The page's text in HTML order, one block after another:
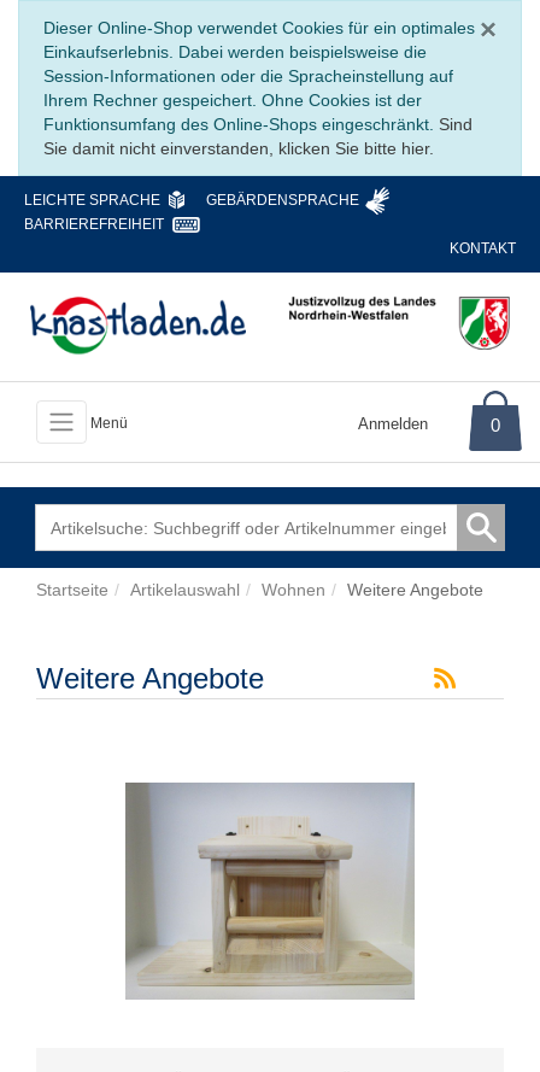
×
Dieser Online-Shop verwendet Cookies für ein optimales
Einkaufserlebnis. Dabei werden beispielsweise die
Session-Informationen oder die Spracheinstellung auf
Ihrem Rechner gespeichert. Ohne Cookies ist der
Funktionsumfang des Online-Shops eingeschränkt. Sind
Sie damit nicht einverstanden, klicken Sie bitte hier.
LEICHTE SPRACHE
GEBÄRDENSPRACHE
BARRIEREFREIHEIT
KONTAKT
Menü Anmelden 0
Startseite Artikelauswahl Wohnen Weitere Angebote
Weitere Angebote